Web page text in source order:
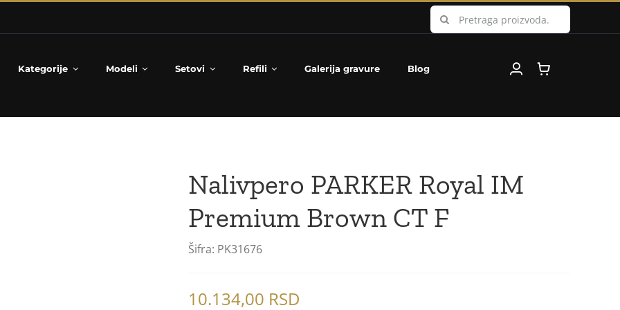
Search
for:
Kategorije Modeli Setovi Refili Galerija gravure Blog
Nalivpero PARKER Royal IM
Premium Brown CT F
Šifra: PK31676
10.134,00 RSD